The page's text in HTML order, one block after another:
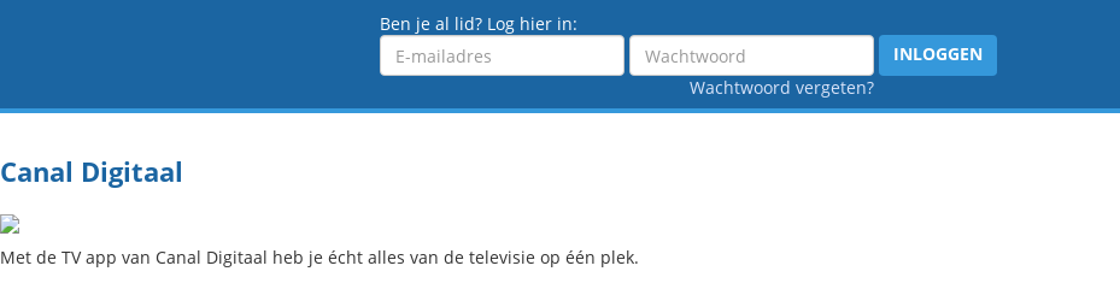
Ben je al lid? Log hier in:
Emailadres
Wachtwoord
Wachtwoord vergeten?
INLOGGEN
Canal Digitaal
Met de TV app van Canal Digitaal heb je écht alles van de televisie op één plek.